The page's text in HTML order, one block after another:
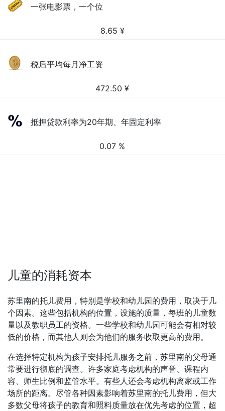
一张电影票，一个位
8.65 ¥
税后平均每月净工资
472.50 ¥
抵押贷款利率为20年期、年固定利率
0.07 %
儿童的消耗资本
苏里南的托儿费用，特别是学校和幼儿园的费用，取决于几
个因素。这些包括机构的位置，设施的质量，每班的儿童数
量以及教职员工的资格。一些学校和幼儿园可能会有相对较
低的价格，而其他人则会为他们的服务收取更高的费用。
在选择特定机构为孩子安排托儿服务之前，苏里南的父母通
常要进行彻底的调查。许多家庭考虑机构的声誉、课程内
容、师生比例和监管水平。有些人还会考虑机构离家或工作
场所的距离。尽管各种因素影响着苏里南的托儿费用，但大
多数父母将孩子的教育和照料质量放在优先考虑的位置，超